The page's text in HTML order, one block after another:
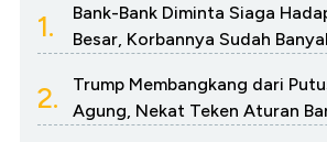
1.
Bank-Bank Diminta Siaga
Besar, Korbannya Sudah
2.
Trump Membangkang dari
Agung, Nekat Teken Aturan